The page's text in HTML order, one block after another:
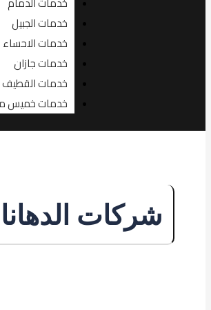
خدمات الجبيل
خدمات الاحساء
خدمات جازان
خدمات القطيف
خدمات خميس
شركات